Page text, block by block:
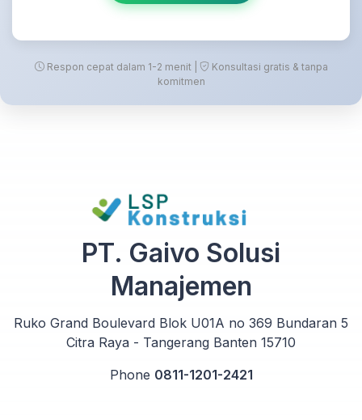
Respon cepat dalam 1-2 menit |
Konsultasi gratis & tanpa
komitmen
PT. Gaivo Solusi
Manajemen
Ruko Grand Boulevard Blok U01A no 369 Bundaran 5
Citra Raya - Tangerang Banten 15710
Phone 0811-1201-2421